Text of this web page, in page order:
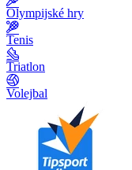
Olympijské hry
Tenis
Triatlon
Volejbal